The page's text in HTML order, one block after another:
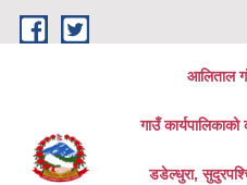
Skip to main content
आलिताल
गाउँ कार्यपालिकाको
डडेल्धुरा,